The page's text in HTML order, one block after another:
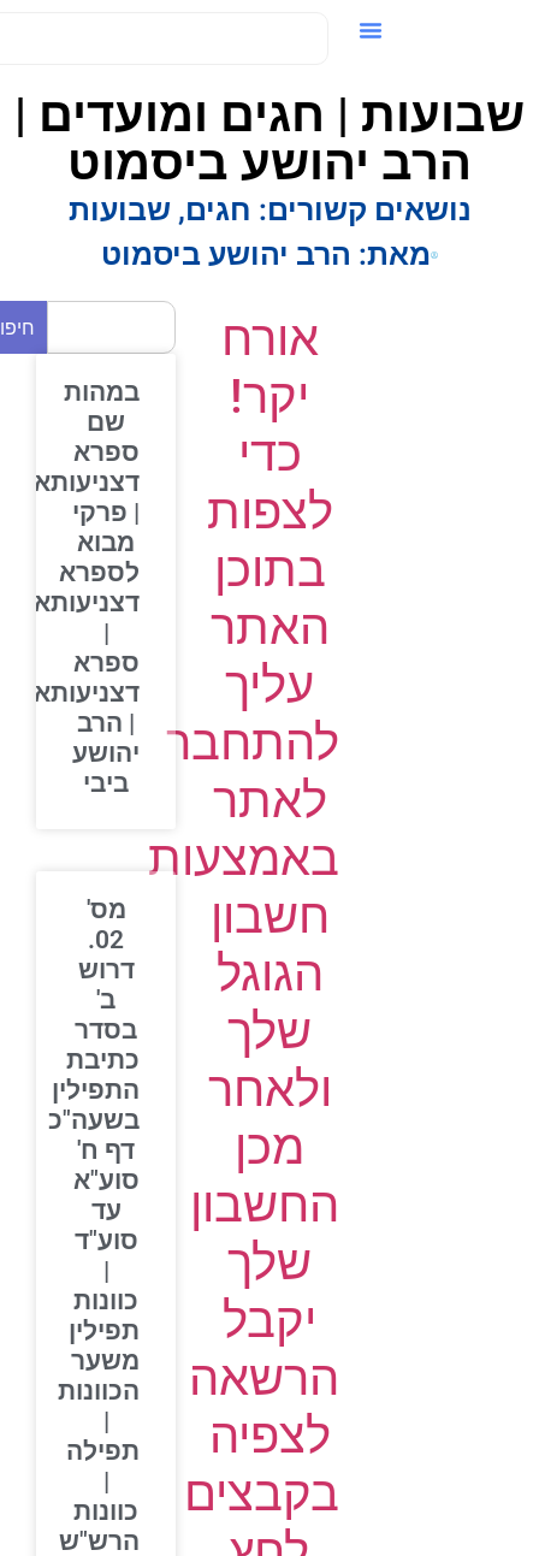
| חגים ומועדים |
הרב יהושע ביסמוט
נושאים קשורים: חגים,שבועות
מאת:הרב יהושע ביסמוט
אורח
יקר!
כדי
לצפות
בתוכן
האתר
עליך
להתחבר
לאתר
באמצעות
חשבון
הגוגל
שלך
ולאחר
מכן
החשבון
שלך
יקבל
הרשאה
לצפיה
בקבצים
חיפוש
במהות
שם
ספרא
דצניעותא
| פרקי
מבוא
לספרא
דצניעותא
ספרא
דצניעותא
| הרב
יהושע
ביבי
מס'
02.
דרוש
בסדר
כתיבת
התפילין
בשעה"כ
דף ח'
סוע"א
עד
סוע"ד
כוונות
תפילין
משער
הכוונות
תפילה
כוונות
הרש"ש